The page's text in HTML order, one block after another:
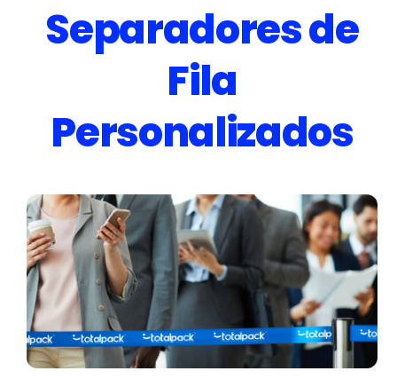
Separadores de
Fila
Personalizados